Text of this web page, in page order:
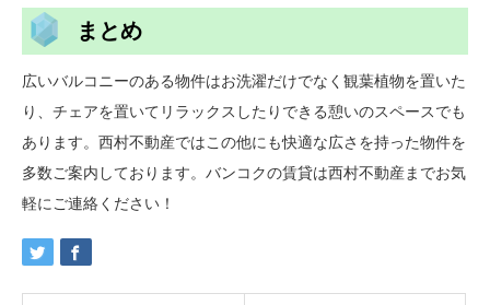
まとめ
広いバルコニーのある物件はお洗濯だけでなく観葉植物を置いた
り、チェアを置いてリラックスしたりできる憩いのスペースでも
あります。西村不動産ではこの他にも快適な広さを持った物件を
多数ご案内しております。バンコクの賃貸は西村不動産までお気
軽にご連絡ください！